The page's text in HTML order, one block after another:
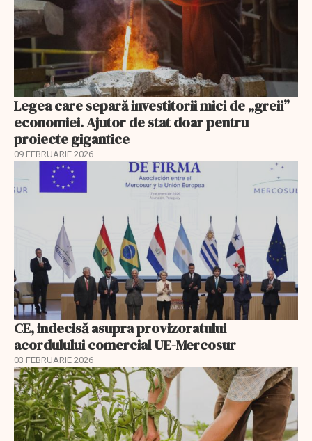
Legea care separă investitorii mici de „greii”
economiei. Ajutor de stat doar pentru
proiecte gigantice
09 FEBRUARIE 2026
CE, indecisă asupra provizoratului
acordulului comercial UE-Mercosur
03 FEBRUARIE 2026